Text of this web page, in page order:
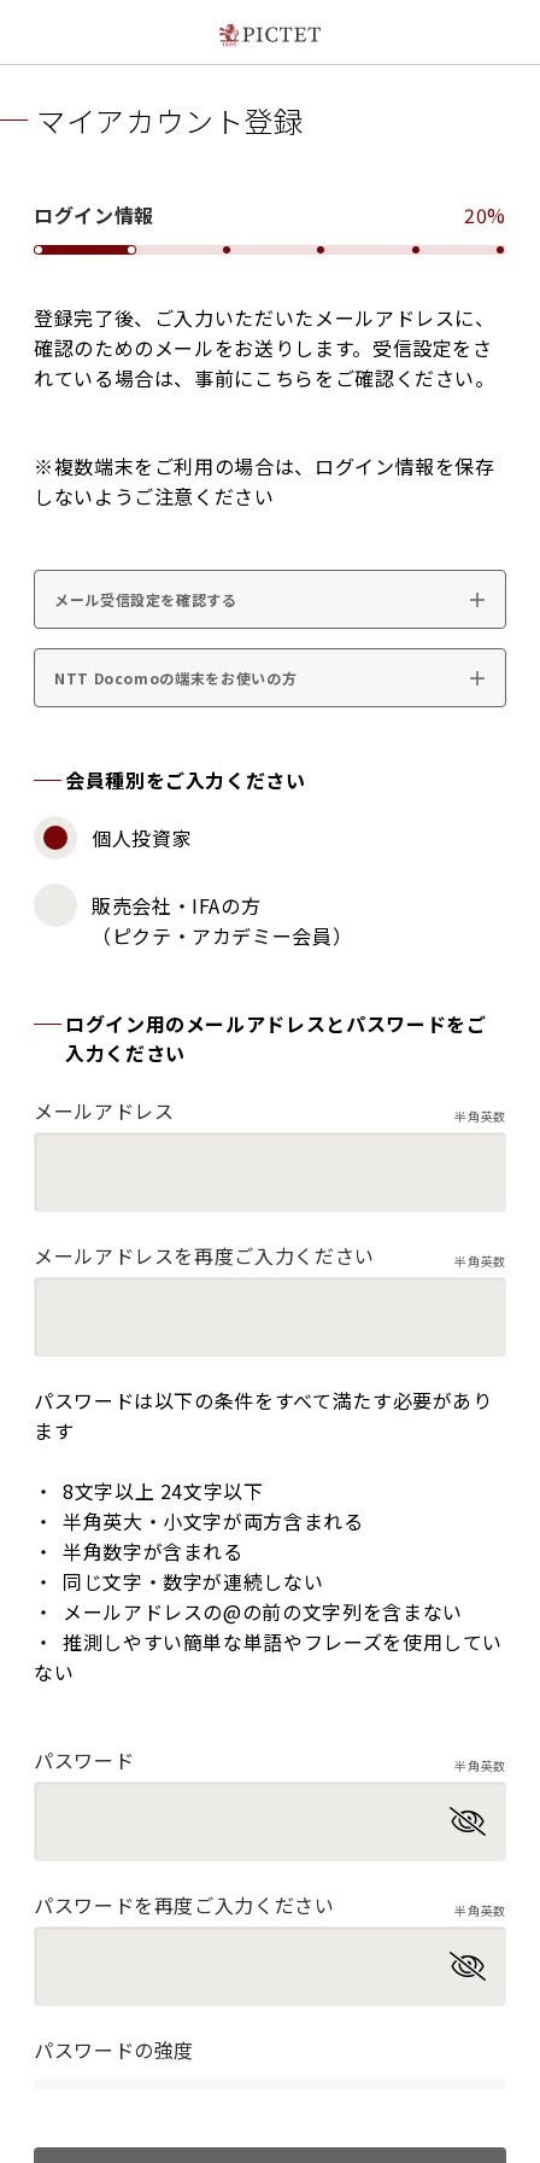
マイアカウント登録
ログイン情報 20%
登録完了後、ご入力いただいたメールアドレスに、
確認のためのメールをお送りします。受信設定をさ
れている場合は、事前にこちらをご確認ください。
※複数端末をご利用の場合は、ログイン情報を保存
しないようご注意ください
メール受信設定を確認する
NTT Docomoの端末をお使いの方
会員種別をご入力ください
個人投資家
販売会社・IFAの方
（ピクテ・アカデミー会員）
ログイン用のメールアドレスとパスワードをご
入力ください
メールアドレス
半角英数
メールアドレスを再度ご入力ください 半角英数
パスワードは以下の条件をすべて満たす必要があり
ます
8文字以上 24文字以下
半角英大・小文字が両方含まれる
半角数字が含まれる
同じ文字・数字が連続しない
メールアドレスの@の前の文字列を含まない
推測しやすい簡単な単語やフレーズを使用してい
ない
パスワード 半角英数
パスワードを再度ご入力ください 半角英数
パスワードの強度